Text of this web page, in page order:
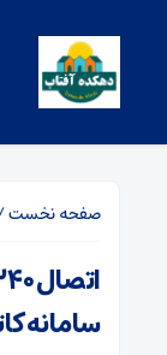
صفحه نخست
سامانه